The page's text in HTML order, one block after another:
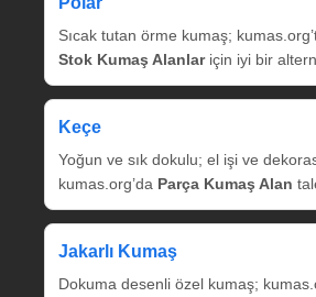
Sıcak tutan örme kumaş;
Stok Kumaş Alanlariçin iyi bir
Keçe
Yoğun ve sık dokulu; el işi ve
kumas.org’da Parça Kumaş Alan
Jakarlı Kumaş
Dokuma desenli özel kumaş;